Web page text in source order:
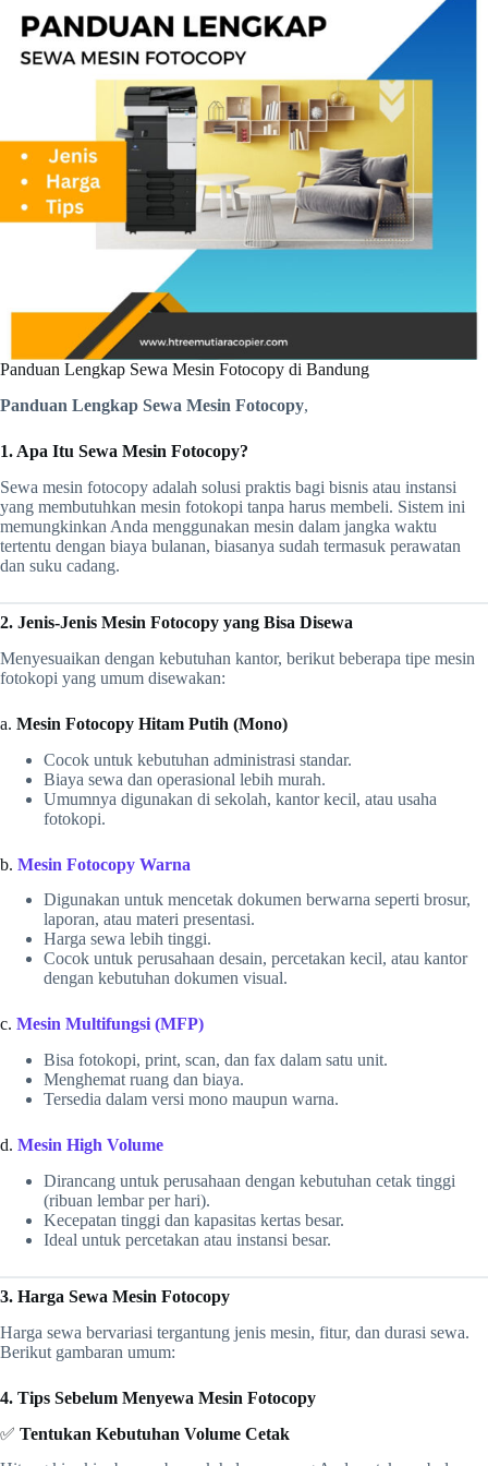
Panduan Lengkap Sewa Mesin Fotocopy di Bandung
Panduan Lengkap Sewa Mesin Fotocopy,
1. Apa Itu Sewa Mesin Fotocopy?
Sewa mesin fotocopy adalah solusi praktis bagi bisnis atau instansi
yang membutuhkan mesin fotokopi tanpa harus membeli. Sistem ini
memungkinkan Anda menggunakan mesin dalam jangka waktu
tertentu dengan biaya bulanan, biasanya sudah termasuk perawatan
dan suku cadang.
2. Jenis-Jenis Mesin Fotocopy yang Bisa Disewa
Menyesuaikan dengan kebutuhan kantor, berikut beberapa tipe mesin
fotokopi yang umum disewakan:
a. Mesin Fotocopy Hitam Putih (Mono)
Cocok untuk kebutuhan administrasi standar.
Biaya sewa dan operasional lebih murah.
Umumnya digunakan di sekolah, kantor kecil, atau usaha
fotokopi.
b. Mesin Fotocopy Warna
Digunakan untuk mencetak dokumen berwarna seperti brosur,
laporan, atau materi presentasi.
Harga sewa lebih tinggi.
Cocok untuk perusahaan desain, percetakan kecil, atau kantor
dengan kebutuhan dokumen visual.
c. Mesin Multifungsi (MFP)
Bisa fotokopi, print, scan, dan fax dalam satu unit.
Menghemat ruang dan biaya.
Tersedia dalam versi mono maupun warna.
d. Mesin High Volume
Dirancang untuk perusahaan dengan kebutuhan cetak tinggi
(ribuan lembar per hari).
Kecepatan tinggi dan kapasitas kertas besar.
Ideal untuk percetakan atau instansi besar.
3. Harga Sewa Mesin Fotocopy
Harga sewa bervariasi tergantung jenis mesin, fitur, dan durasi sewa.
Berikut gambaran umum:
4. Tips Sebelum Menyewa Mesin Fotocopy
✅ Tentukan Kebutuhan Volume Cetak